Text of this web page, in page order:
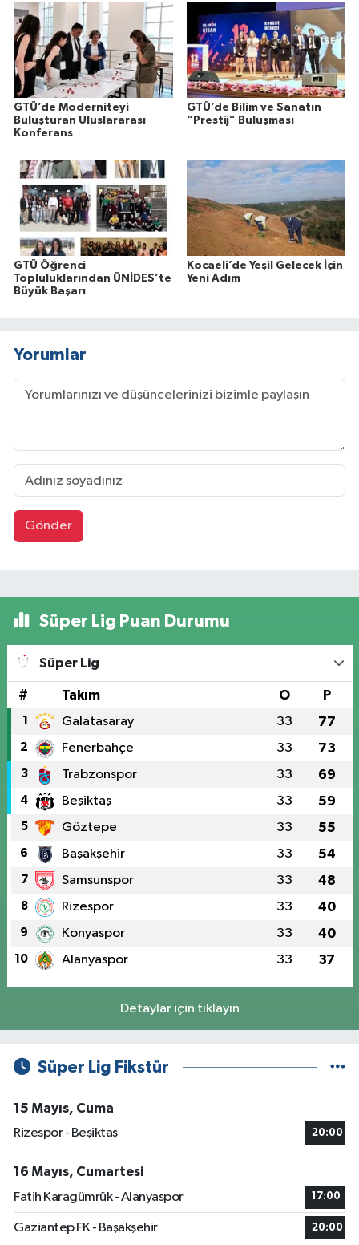
GTÜ’de Moderniteyi
Buluşturan Uluslararası
Konferans
GTÜ’de Bilim ve Sanatın
“Prestij” Buluşması
GTÜ Öğrenci
Topluluklarından ÜNİDES’te
Büyük Başarı
Kocaeli’de Yeşil Gelecek İçin
Yeni Adım
Yorumlar
Gönder
Süper Lig Puan Durumu
Süper Lig
# Takım O P
1 Galatasaray 33 77
2 Fenerbahçe 33 73
3 Trabzonspor 33 69
4 Beşiktaş 33 59
5 Göztepe 33 55
6 Başakşehir 33 54
7 Samsunspor 33 48
8 Rizespor 33 40
9 Konyaspor 33 40
10 Alanyaspor 33 37
Detaylar için tıklayın
Süper Lig Fikstür
15 Mayıs, Cuma
Rizespor - Beşiktaş
20:00
16 Mayıs, Cumartesi
Fatih Karagümrük - Alanyaspor
17:00
Gaziantep FK - Başakşehir 20:00